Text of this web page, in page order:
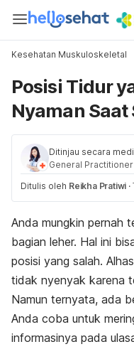
Kesehatan Muskuloskeletal
Posisi Tidur
Nyaman
Ditinjau secara
General Practitioner
Ditulis oleh Reikha Pratiwi ·
Anda mungkin pernah
bagian leher. Hal ini
posisi yang salah.
tidak nyenyak karena
Namun ternyata, ada
Anda coba untuk
informasinya pada